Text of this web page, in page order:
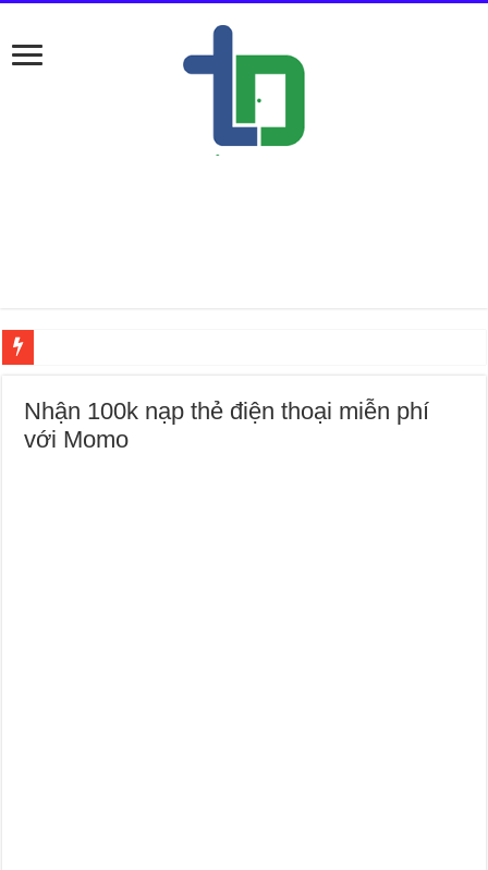
Nhận 100k nạp thẻ điện thoại miễn phí
với Momo